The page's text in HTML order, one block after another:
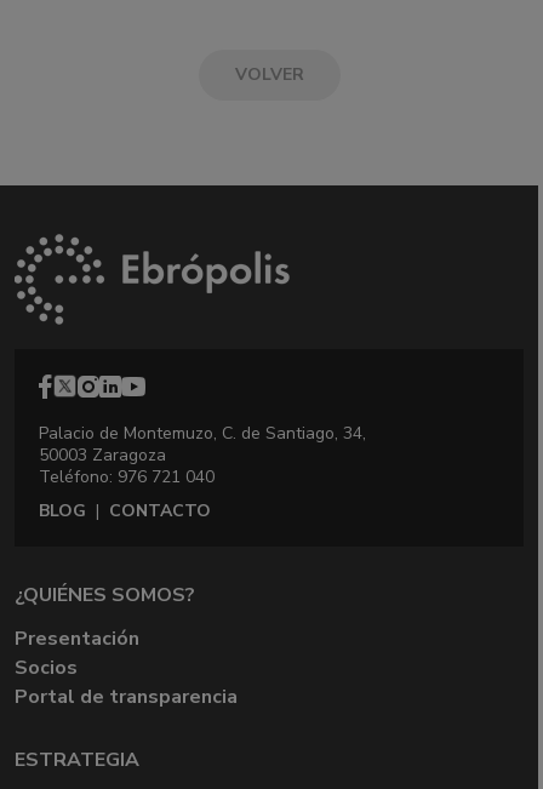
VOLVER
Palacio de Montemuzo, C. de Santiago, 34,
50003 Zaragoza
Teléfono: 976 721 040
BLOG | CONTACTO
¿QUIÉNES SOMOS?
Presentación
Socios
Portal de transparencia
ESTRATEGIA